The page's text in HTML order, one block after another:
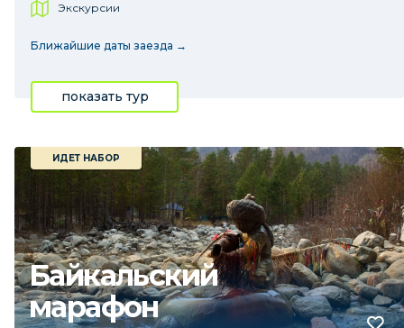
Экскурсии
Ближайшие даты заезда →
показать тур
Байкальский
марафон
ИДЕТ НАБОР